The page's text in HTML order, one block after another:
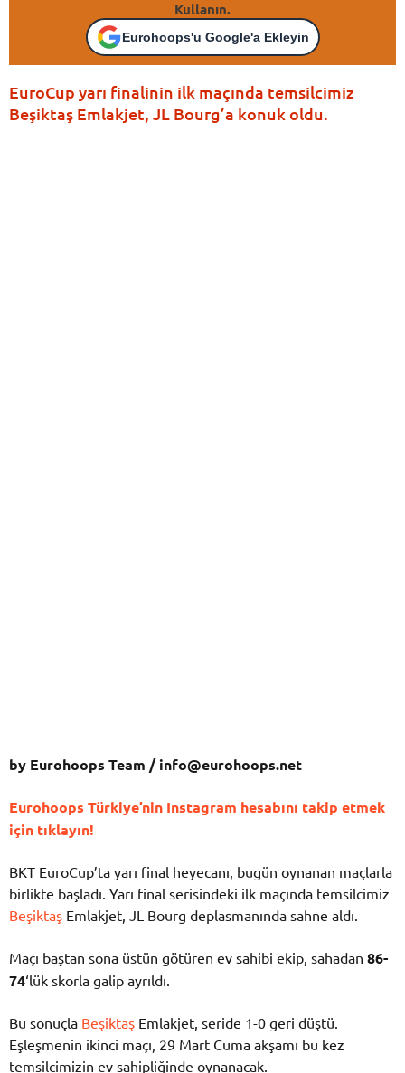
Kullanın.
Eurohoops'u Google'a Ekleyin
EuroCup yarı finalinin ilk maçında temsilcimiz
Beşiktaş Emlakjet, JL Bourg’a konuk oldu.
by Eurohoops Team /info@eurohoops.net
Eurohoops Türkiye’nin Instagram hesabını takip etmek
için tıklayın!
BKT EuroCup’ta yarı final heyecanı, bugün oynanan maçlarla
birlikte başladı. Yarı final serisindeki ilk maçında temsilcimiz
Beşiktaş Emlakjet, JL Bourg deplasmanında sahne aldı.
Maçı baştan sona üstün götüren ev sahibi ekip, sahadan 86-
74‘lük skorla galip ayrıldı.
Bu sonuçla Beşiktaş Emlakjet, seride 1-0 geri düştü.
Eşleşmenin ikinci maçı, 29 Mart Cuma akşamı bu kez
temsilcimizin ev sahipliğinde oynanacak.